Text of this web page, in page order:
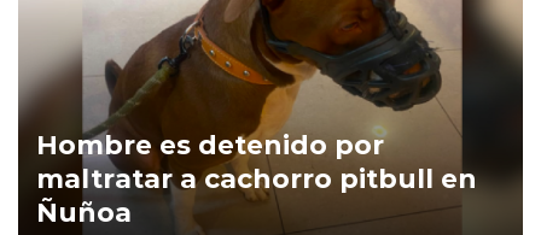
Hombre es detenido por
maltratar a cachorro pitbull en
Ñuñoa